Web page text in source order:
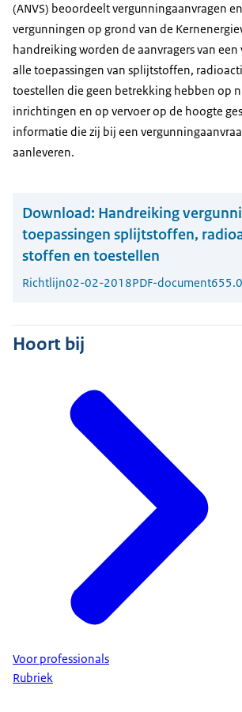
(ANVS) beoordeelt vergunningaanvragen
vergunningen op grond van de
handreiking worden de aanvragers van
alle toepassingen van splijtstoffen,
toestellen die geen betrekking hebben op
inrichtingen en op vervoer op de hoogte
informatie die zij bij een
aanleveren.
Download: Handreiking
toepassingen splijtstoffen,
stoffen en toestellen
Richtlijn02-02-2018PDF-document
Hoort bij
Voor professionals
Rubriek